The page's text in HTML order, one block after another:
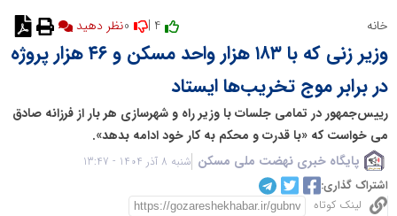
خانه نظر دهید
وزیر زنی که با ۱۸۳ هزار واحد مسکن و ۴۶ هزار پروژه
در برابر موج تخریب‌ها ایستاد
رییس‌جمهور در تمامی جلسات با وزیر راه و شهرسازی هر بار از فرزانه صادق
می خواست که «با قدرت و محکم به کار خود ادامه بدهد».
پایگاه خبری نهضت ملی مسکن شنبه 8 آذر 1404 - 13:47
اشتراک گذاری:
لینک کوتاه